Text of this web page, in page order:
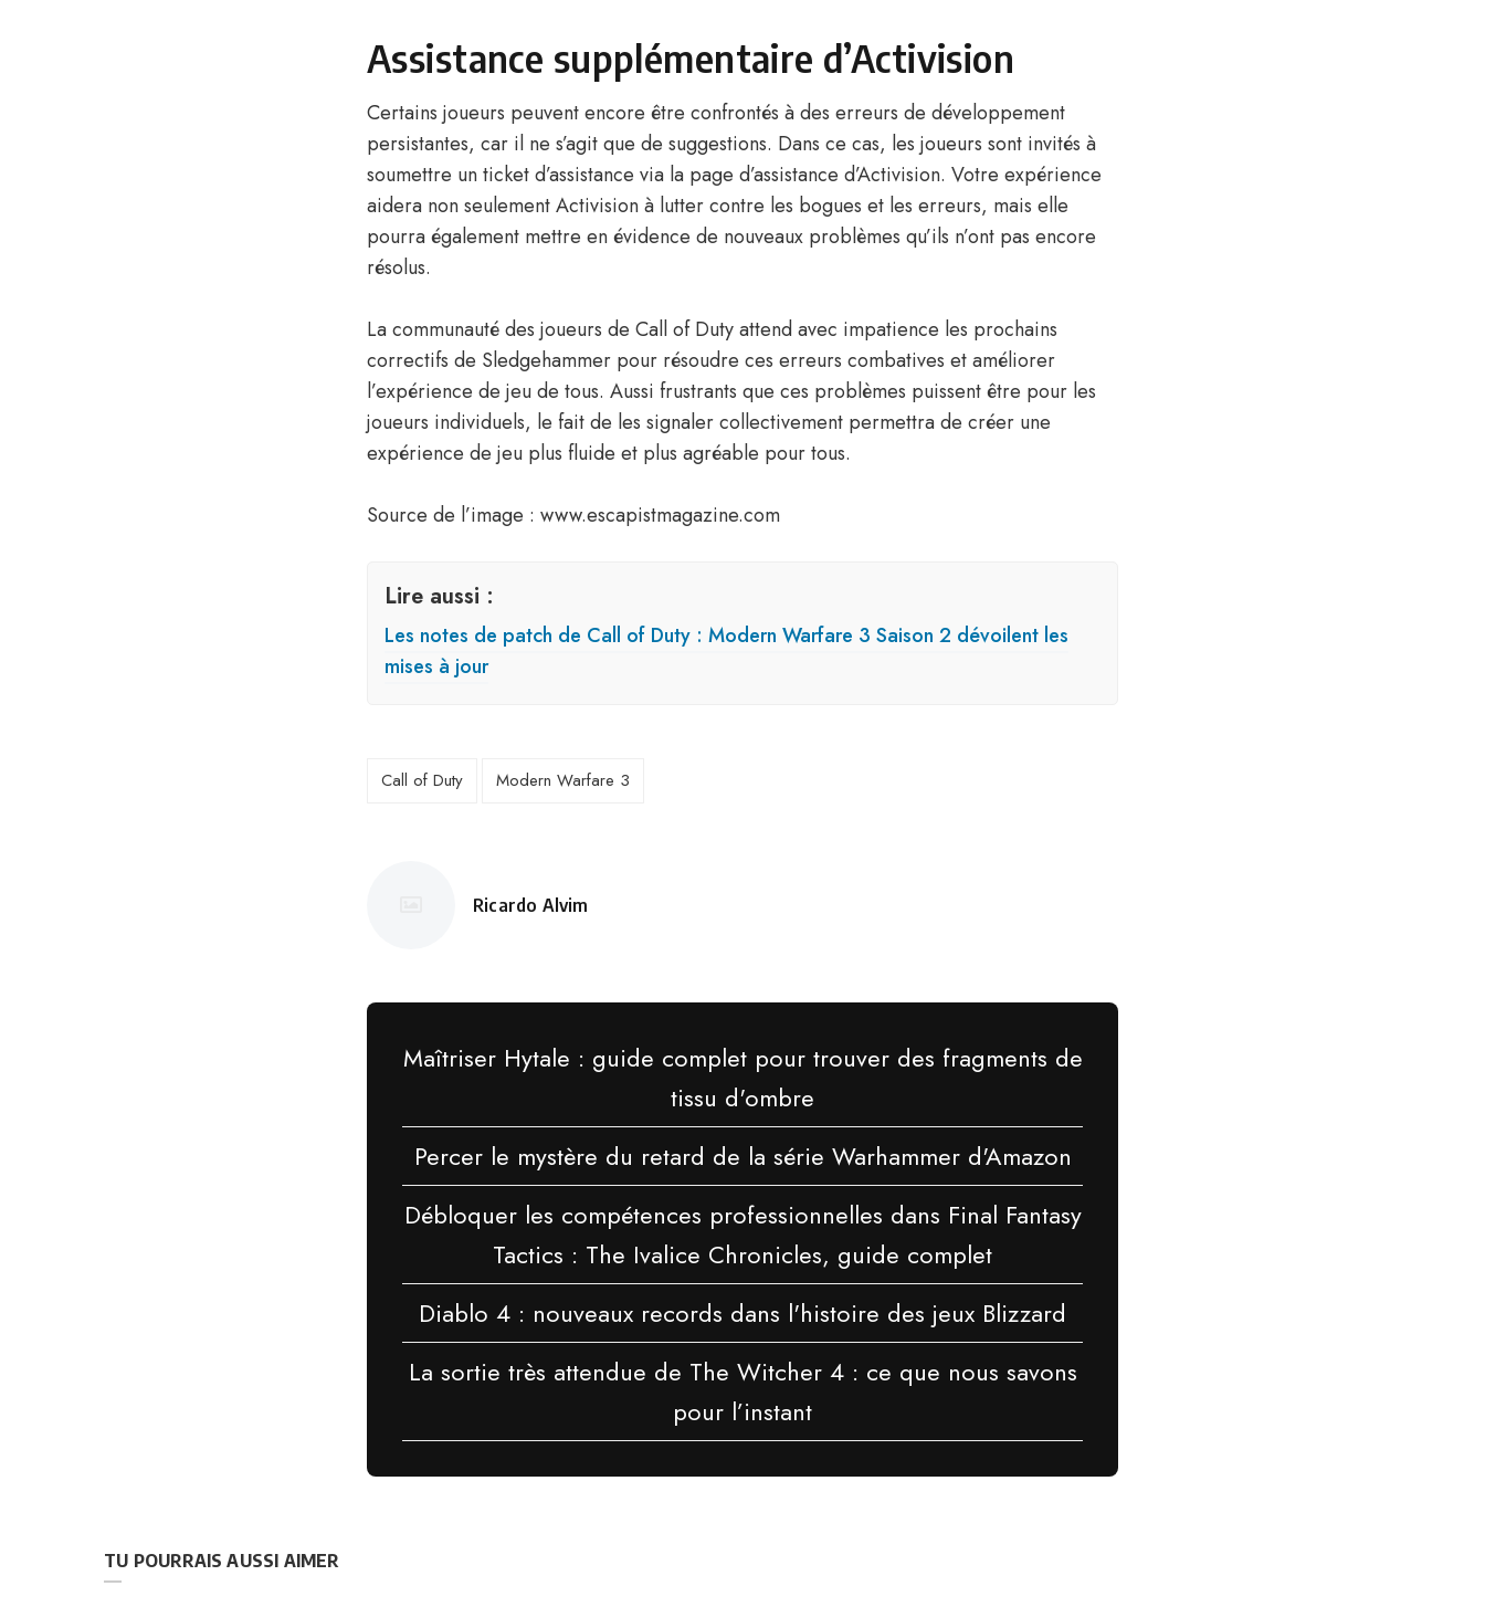
Assistance supplémentaire d’Activision
Certains joueurs peuvent encore être confrontés à des erreurs de développement
persistantes, car il ne s’agit que de suggestions. Dans ce cas, les joueurs sont invités à
soumettre un ticket d’assistance via la page d’assistance d’Activision. Votre expérience
aidera non seulement Activision à lutter contre les bogues et les erreurs, mais elle
pourra également mettre en évidence de nouveaux problèmes qu’ils n’ont pas encore
résolus.
La communauté des joueurs de Call of Duty attend avec impatience les prochains
correctifs de Sledgehammer pour résoudre ces erreurs combatives et améliorer
l’expérience de jeu de tous. Aussi frustrants que ces problèmes puissent être pour les
joueurs individuels, le fait de les signaler collectivement permettra de créer une
expérience de jeu plus fluide et plus agréable pour tous.
Source de l’image : www.escapistmagazine.com
Lire aussi :
Les notes de patch de Call of Duty : Modern Warfare 3 Saison 2 dévoilent les
mises à jour
Call of Duty Modern Warfare 3
Posté
Ricardo Alvim
Maîtriser Hytale : guide complet pour trouver des fragments de
tissu d'ombre
Percer le mystère du retard de la série Warhammer d'Amazon
Débloquer les compétences professionnelles dans Final Fantasy
Tactics : The Ivalice Chronicles, guide complet
Diablo 4 : nouveaux records dans l'histoire des jeux Blizzard
La sortie très attendue de The Witcher 4 : ce que nous savons
pour l’instant
TU POURRAIS AUSSI AIMER